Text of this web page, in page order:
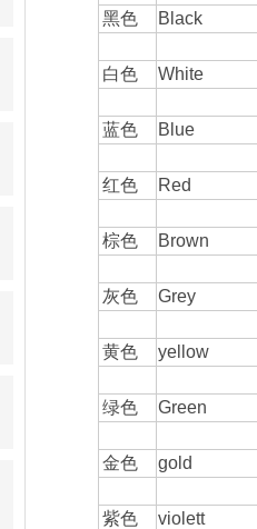
黑色 Black
白色 White
蓝色 Blue
红色 Red
棕色 Brown
灰色 Grey
黄色 yellow
绿色 Green
金色 gold
紫色 violett